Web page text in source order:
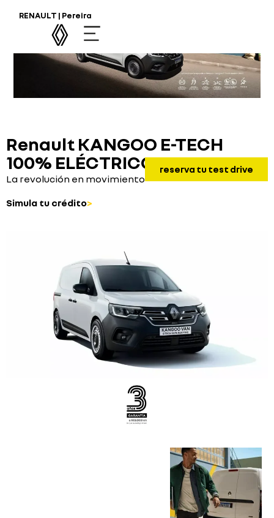
RENAULT | Pereira
Renault KANGOO E-TECH
100% ELÉCTRICO
La revolución en movimiento
Simula tu crédito>
reserva tu test drive